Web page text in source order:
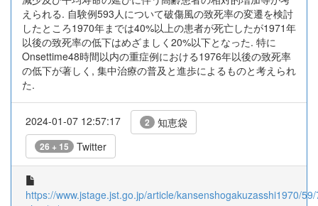
えられる. 自験例593人について破傷風の致死率の変遷を検討
したところ1970年までは40%以上の患者が死亡したが1971年
以後の致死率の低下はめざましく20%以下となった. 特に
Onsettime48時間以内の重症例における1976年以後の致死率
の低下が著しく, 集中治療の普及と進歩によるものと考えられ
た.
2024-01-07 12:57:17 2 知恵袋
26 + 15 Twitter
https://www.jstage.jst.go.jp/article/kansenshogakuzasshi1970/